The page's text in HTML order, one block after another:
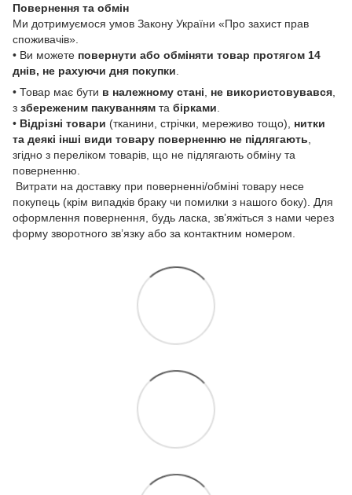
Повернення та обмін
Ми дотримуємося умов Закону України «Про захист прав
споживачів».
• Ви можете повернути або обміняти товар протягом 14
днів, не рахуючи дня покупки
• Товар має бути в належному стані не використовувався
з збереженим пакуванням та бірками
• Відрізні товари (тканини, стрічки, мереживо тощо), нитки
та деякі інші види товару поверненню не підлягають
згідно з переліком товарів, що не підлягають обміну та
поверненню.
Витрати на доставку при поверненні/обміні товару несе
покупець (крім випадків браку чи помилки з нашого боку). Для
оформлення повернення, будь ласка, зв’яжіться з нами через
форму зворотного зв’язку або за контактним номером.